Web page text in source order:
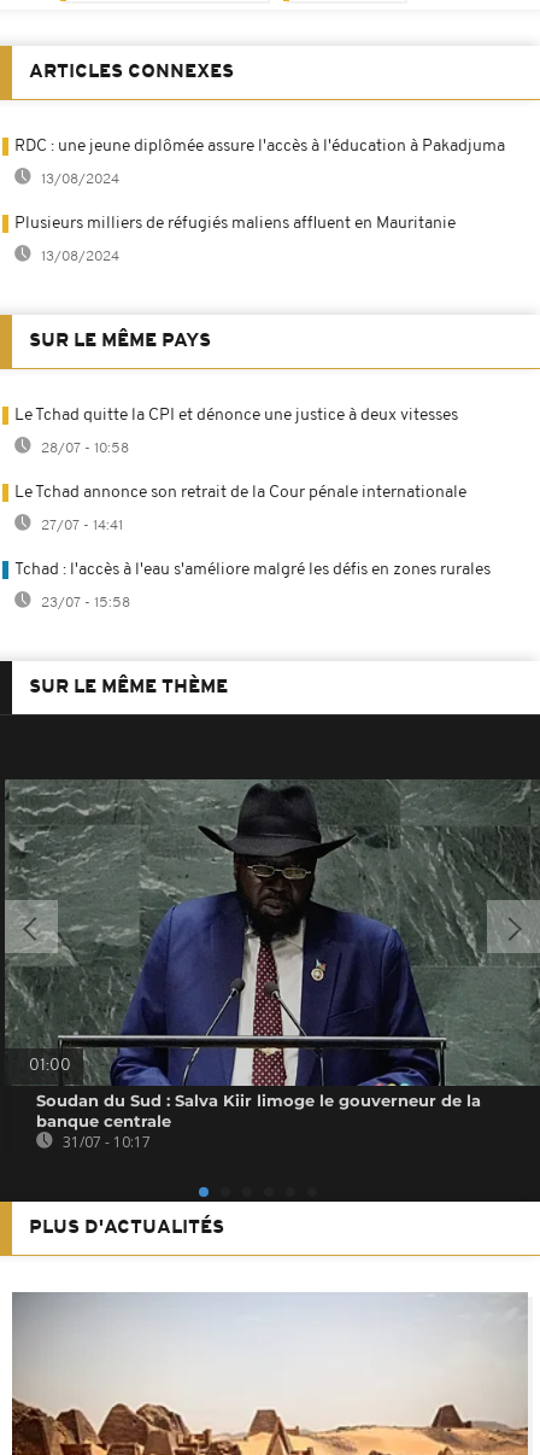
ARTICLES CONNEXES
RDC : une jeune diplômée assure l'accès à l'éducation à Pakadjuma
13/08/2024
Plusieurs milliers de réfugiés maliens affluent en Mauritanie
13/08/2024
SUR LE MÊME PAYS
Le Tchad quitte la CPI et dénonce une justice à deux vitesses
28/07 - 10:58
Le Tchad annonce son retrait de la Cour pénale internationale
27/07 - 14:41
Tchad : l'accès à l'eau s'améliore malgré les défis en zones rurales
23/07 - 15:58
SUR LE MÊME THÈME
01:00
Soudan du Sud : Salva Kiir limoge le gouverneur de la
banque centrale
31/07 - 10:17
PLUS D'ACTUALITÉS